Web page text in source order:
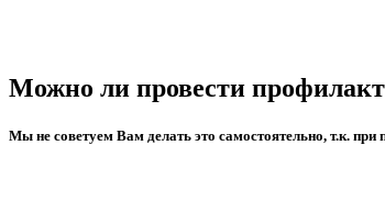
Можно ли провести
Мы не советуем Вам делать это самостоятельно, т.к.